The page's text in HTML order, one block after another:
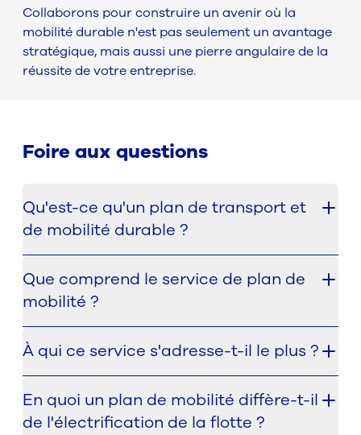
Collaborons pour construire un avenir où la
mobilité durable n'est pas seulement un avantage
stratégique, mais aussi une pierre angulaire de la
réussite de votre entreprise.
Foire aux questions
Qu'est-ce qu'un plan de transport et
de mobilité durable ?
une approche structurée visant à améliorer la
façon dont les employés et les organisations se
déplacent, dans le but de réduire l'impact sur
l'environnement tout en favorisant l'efficacité
opérationnelle.
Que comprend le service de plan de
mobilité ?
complets de mobilité durable adaptés aux besoins
de l'organisation. Il peut s'agir de solutions de
mobilité intelligente, de modes de transport
alternatifs, de véhicules écologiques,
À qui ce service s'adresse-t-il le plus ?
organisations qui souhaitent améliorer leurs
stratégies de transport tout en réduisant leur
En quoi un plan de mobilité diffère-t-il
de l'électrification de la flotte ?